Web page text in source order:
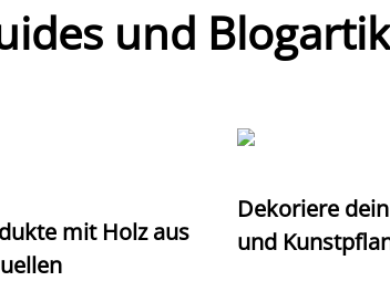
und
mit Holz aus
Dekoriere
und